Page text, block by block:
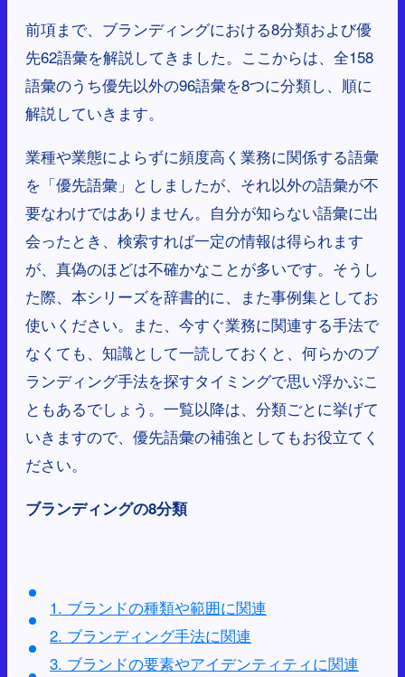
前項まで、ブランディングにおける8分類および優
先62語彙を解説してきました。ここからは、全158
語彙のうち優先以外の96語彙を8つに分類し、順に
解説していきます。
業種や業態によらずに頻度高く業務に関係する語彙
を「優先語彙」としましたが、それ以外の語彙が不
要なわけではありません。自分が知らない語彙に出
会ったとき、検索すれば一定の情報は得られます
が、真偽のほどは不確かなことが多いです。そうし
た際、本シリーズを辞書的に、また事例集としてお
使いください。また、今すぐ業務に関連する手法で
なくても、知識として一読しておくと、何らかのブ
ランディング手法を探すタイミングで思い浮かぶこ
ともあるでしょう。一覧以降は、分類ごとに挙げて
いきますので、優先語彙の補強としてもお役立てく
ださい。
ブランディングの8分類
1. ブランドの種類や範囲に関連
2. ブランディング手法に関連
3. ブランドの要素やアイデンティティに関連